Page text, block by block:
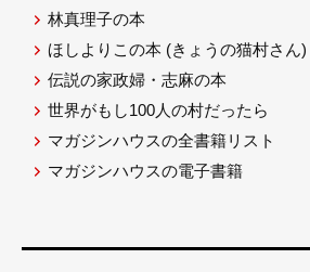
林真理子の本
ほしよりこの本 (きょうの猫村さん)
伝説の家政婦・志麻の本
世界がもし100人の村だったら
マガジンハウスの全書籍リスト
マガジンハウスの電子書籍